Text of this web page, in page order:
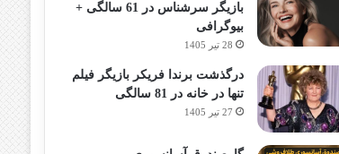
بازیگر سرشناس در 61 سالگی +
بیوگرافی
28 تیر 1405
درگذشت برندا فریکر بازیگر فیلم
تنها در خانه در 81 سالگی
27 تیر 1405